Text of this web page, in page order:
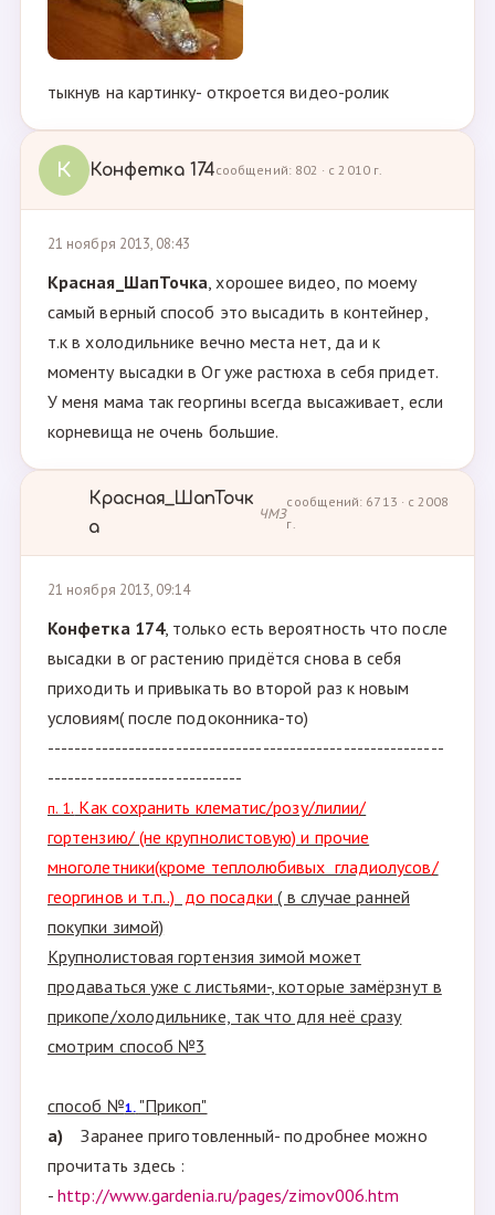
тыкнув на картинку- откроется видео-ролик
К Конфетка 174сообщений: 802 · с 2010 г.
21 ноября 2013, 08:43
Красная_ШапТочка, хорошее видео, по моему
самый верный способ это высадить в контейнер,
т.к в холодильнике вечно места нет, да и к
моменту высадки в Ог уже растюха в себя придет.
У меня мама так георгины всегда высаживает, если
корневища не очень большие.
Красная_ШапТочк
а
ЧМЗ
сообщений: 6713 · с 2008
г.
21 ноября 2013, 09:14
Конфетка 174, только есть вероятность что после
высадки в ог растению придётся снова в себя
приходить и привыкать во второй раз к новым
условиям( после подоконника-то)
-----------------------------------------------------------
-----------------------------
п. 1. Как сохранить клематис/розу/лилии/
гортензию/ (не крупнолистовую) и прочие
многолетники(кроме теплолюбивых гладиолусов/
георгинов и т.п..) до посадки ( в случае ранней
покупки зимой)
Крупнолистовая гортензия зимой может
продаваться уже с листьями-, которые замёрзнут в
прикопе/холодильнике, так что для неё сразу
смотрим способ №3
способ №1. "Прикоп"
а)
Заранее приготовленный- подробнее можно
прочитать здесь :
-http://www.gardenia.ru/pages/zimov006.htm